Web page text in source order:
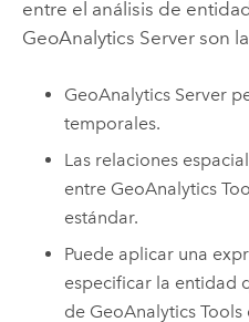
entre el análisis de
GeoAnalytics Serverson
GeoAnalytics Server
temporales.
Las relaciones
entre GeoAnalytics
estándar.
Puede aplicar una
especificar la entidad
de GeoAnalytics Tools